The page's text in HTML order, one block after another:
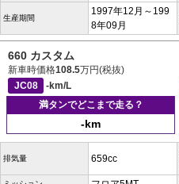
生産期間
1997年12月～199
8年09月
660 カスタム
新車時価格108.5万円(税抜)
JC08
-km/L
満タンでどこまで走る？
-km
排気量 659cc